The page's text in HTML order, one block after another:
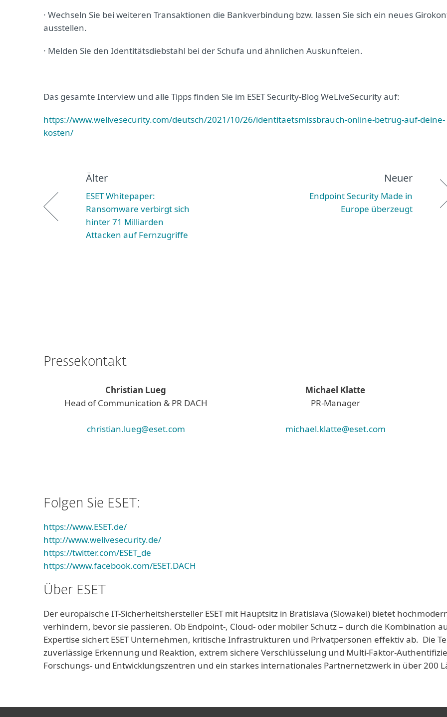
· Wechseln Sie bei weiteren Transaktionen die Bankverbindung bzw. lassen Sie sich ein neues
ausstellen.
· Melden Sie den Identitätsdiebstahl bei der Schufa und ähnlichen Auskunfteien.
Das gesamte Interview und alle Tipps finden Sie im ESET Security-Blog WeLiveSecurity auf:
https://www.welivesecurity.com/deutsch/2021/10/26/identitaetsmissbrauch-online-betrug-auf-deine-
kosten/
Älter
ESET Whitepaper:
Ransomware verbirgt sich
hinter 71 Milliarden
Attacken auf Fernzugriffe
Neuer
Endpoint Security Made in
Europe überzeugt
Pressekontakt
Christian Lueg
Head of Communication & PR DACH
christian.lueg@eset.com
Michael Klatte
PR-Manager
michael.klatte@eset.com
Folgen Sie ESET:
https://www.ESET.de/
http://www.welivesecurity.de/
https://twitter.com/ESET_de
https://www.facebook.com/ESET.DACH
Über ESET
Der europäische IT-Sicherheitshersteller ESET mit Hauptsitz in Bratislava (Slowakei) bietet
verhindern, bevor sie passieren. Ob Endpoint-, Cloud- oder mobiler Schutz – durch die Kombination
Expertise sichert ESET Unternehmen, kritische Infrastrukturen und Privatpersonen effektiv ab. Die
zuverlässige Erkennung und Reaktion, extrem sichere Verschlüsselung und Multi-Faktor-
Forschungs- und Entwicklungszentren und ein starkes internationales Partnernetzwerk in über 200